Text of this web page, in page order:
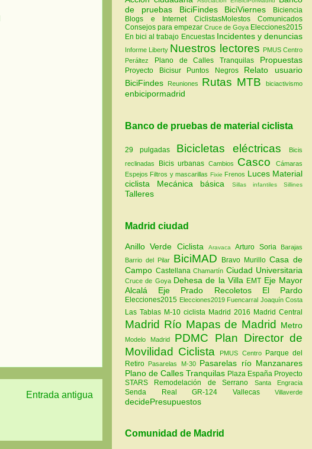
Entrada antigua
de pruebas
BiciFindes BiciViernes
Biciencia
Blogs e Internet
CiclistasMolestos
Comunicados
Consejos para empezar Cruce de Goya Elecciones2015
En bici al trabajo Encuestas Incidentes y denuncias
Informe Liberty Nuestros lectores
PMUS Centro
Peráltez
Plano de Calles Tranquilas Propuestas
Proyecto Bicisur Puntos Negros
Relato usuario
BiciFindes
Reuniones Rutas MTB biciactivismo
enbicipormadrid
Banco de pruebas de material ciclista
29 pulgadas Bicicletas eléctricas
Bicis
reclinadas
Bicis urbanas Cambios Casco
Cámaras
Espejos Filtros y mascarillas Fixie Frenos Luces Material
ciclista
Mecánica básica Sillas infantiles Sillines
Talleres
Madrid ciudad
Anillo Verde Ciclista AravacaArturo Soria
Barajas
Barrio del Pilar BiciMAD Bravo MurilloCasa de
Campo Castellana Chamartín Ciudad Universitaria
Cruce de Goya Dehesa de la Villa EMT Eje Mayor
Alcalá Eje Prado Recoletos El Pardo
Elecciones2015 Elecciones2019 Fuencarral Joaquín Costa
Las Tablas M-10 ciclista Madrid 2016 Madrid Central
Madrid Río Mapas de Madrid Metro
Modelo Madrid PDMC Plan Director de
Movilidad Ciclista
PMUS Centro Parque del
Retiro Pasarelas M-30 Pasarelas río Manzanares
Plano de Calles Tranquilas Plaza España Proyecto
STARS Remodelación de Serrano Santa Engracia
Senda Real GR-124 Vallecas Villaverde
decidePresupuestos
Comunidad de Madrid